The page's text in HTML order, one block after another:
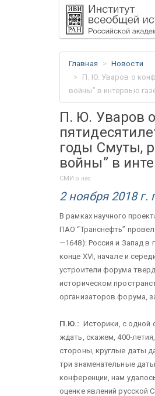
Главная
Новости
П. Ю. Уваров о
войны” в интервью
П. Ю. Уваров
годы Смуты,
войны” в
СМИ о нас
2 ноября 2018 г.
В рамках научного
ПАО “Транснефть”
—1648): Россия и Запад
конце XVI, начале и
устроители форума
историческом
организаторов форума,
П.Ю.: Историки, с одной
ждать, скажем, 400-
стороны, круглые даты
три знаменательные
конференции, нам
оценке явлений русской